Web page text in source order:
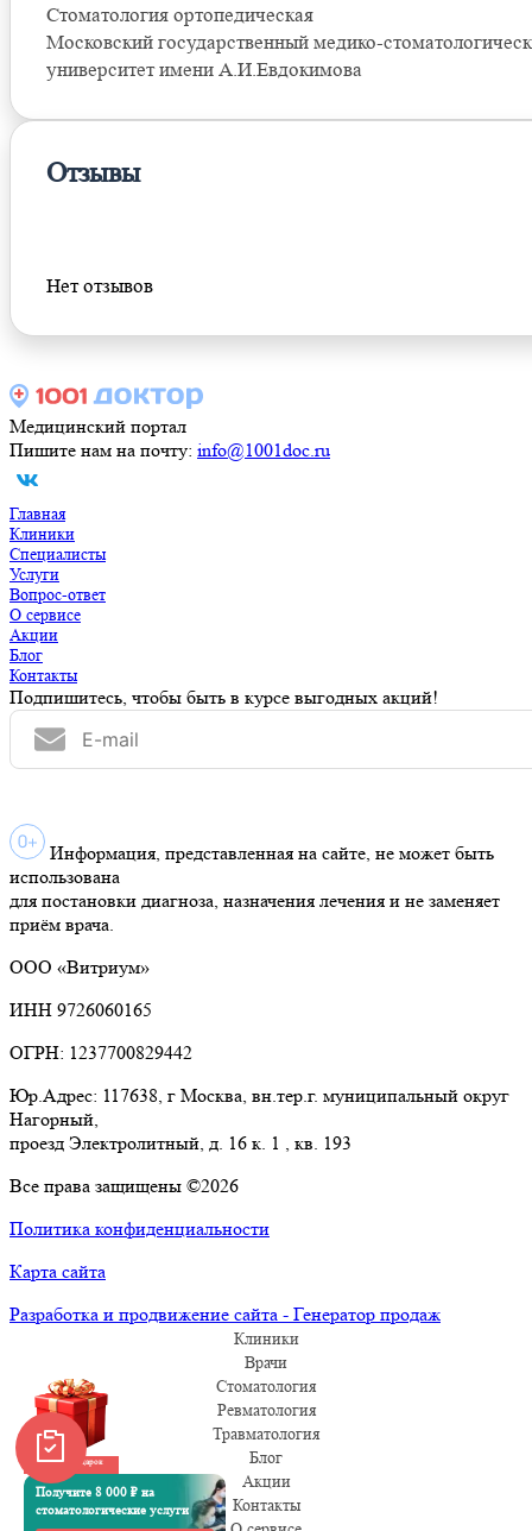
Стоматология ортопедическая
Московский государственный медико-
университет имени А.И.Евдокимова
Отзывы
Нет отзывов
Медицинский портал
Пишите нам на почту: info@1001doc.ru
Главная
Клиники
Специалисты
Услуги
Вопрос-ответ
О сервисе
Акции
Блог
Контакты
Подпишитесь, чтобы быть в курсе выгодных акций!
Информация, представленная на сайте, не может быть
использована
для постановки диагноза, назначения лечения и не заменяет
приём врача.
ООО «Витриум»
ИНН 9726060165
ОГРН: 1237700829442
Юр.Адрес: 117638, г Москва, вн.тер.г. муниципальный округ
Нагорный,
проезд Электролитный, д. 16 к. 1 , кв. 193
Все права защищены ©2026
Политика конфиденциальности
Карта сайта
Разработка и продвижение сайта - Генератор продаж
Клиники
Врачи
Стоматология
Ревматология
Травматология
Блог
Акции
Контакты
Забрать подарок
Получите 8 000 ₽ на
стоматологические услуги